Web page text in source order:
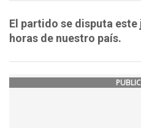
El partido se disputa este
horas de nuestro país.